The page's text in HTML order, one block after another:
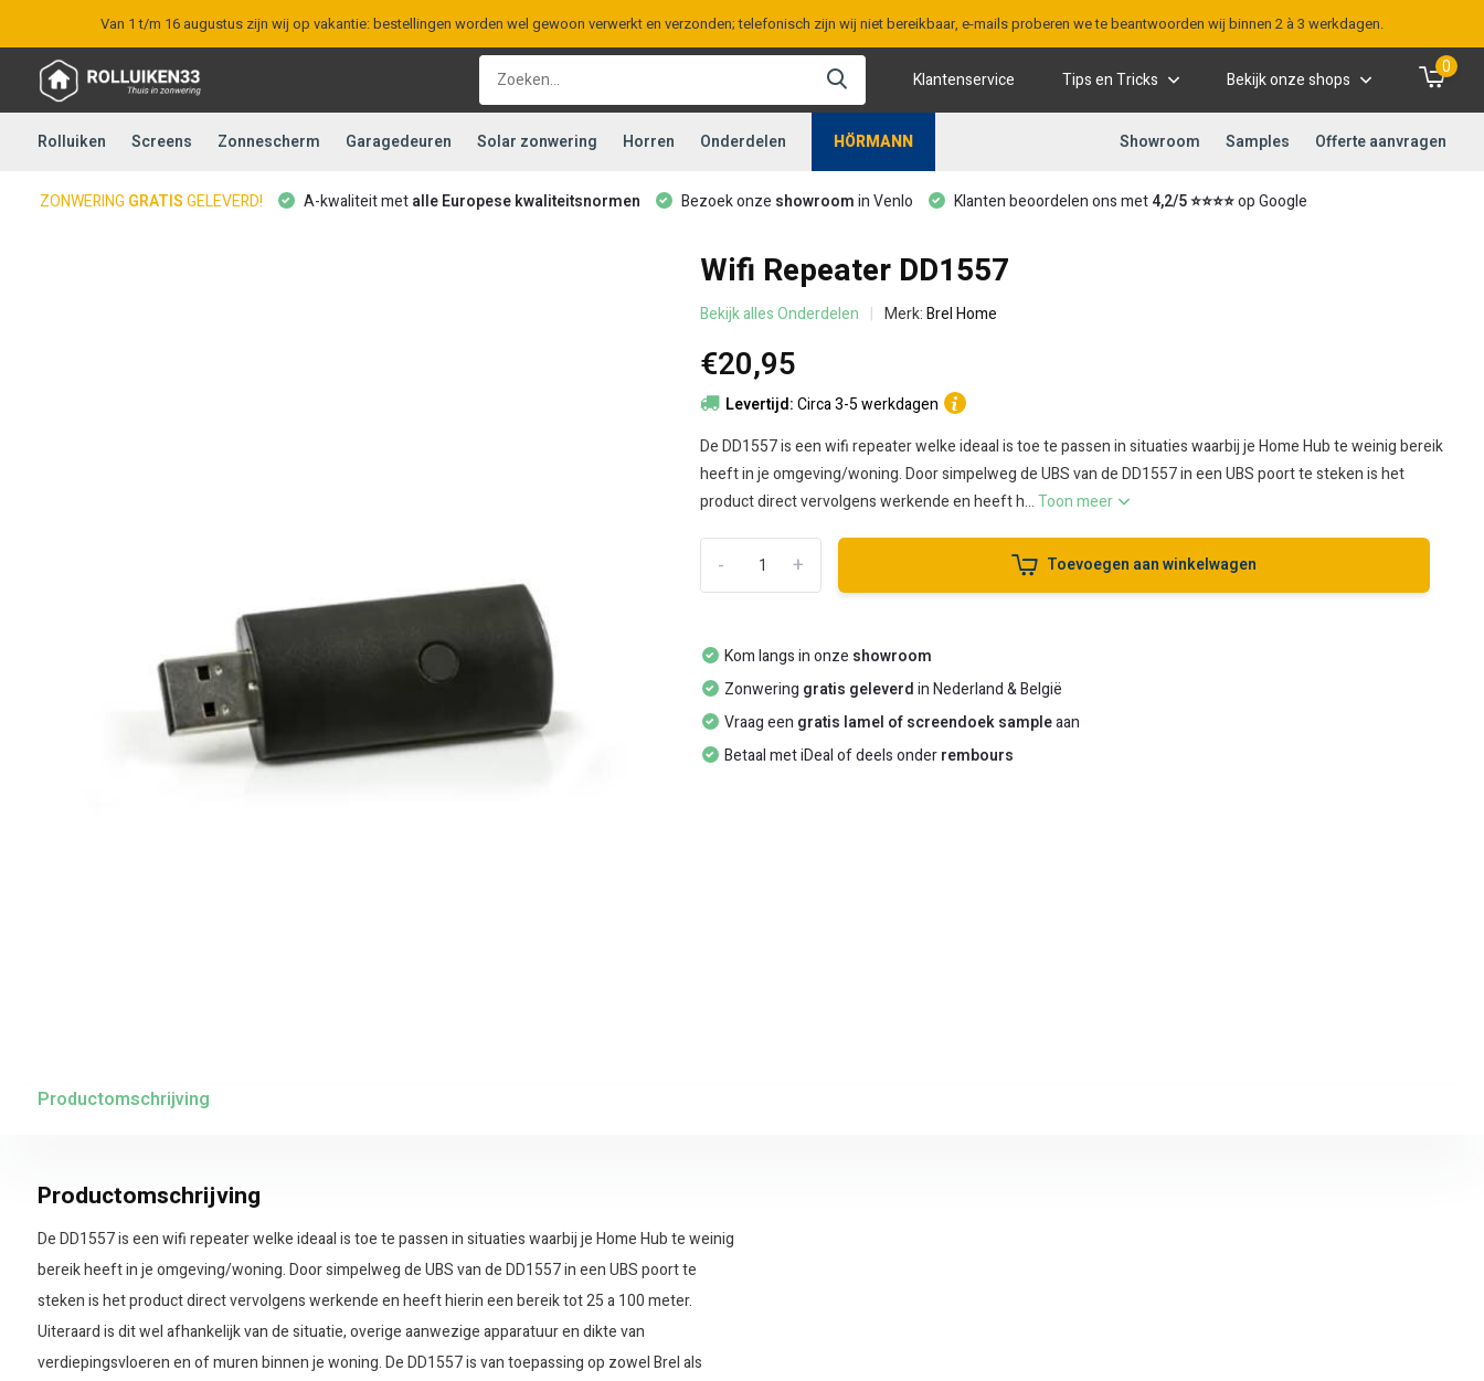
Van 1 t/m 16 augustus zijn wij op vakantie: bestellingen worden wel gewoon verwerkt en verzonden; telefonisch zijn wij niet bereikbaar, e-mails proberen we te beantwoorden wij binnen 2 à 3 werkdagen.
Klantenservice Tips en Tricks Bekijk onze shops
0
Rolluiken Screens Zonnescherm Garagedeuren Solar zonwering Horren Onderdelen HÖRMANN Showroom Samples Offerte aanvragen
ZONWERING GRATISGELEVERD! A-kwaliteit metalle Europese kwaliteitsnormen Bezoek onze showroomin Venlo Klanten beoordelen ons met4,2/5 ⭐⭐⭐⭐op Google
Wifi Repeater DD1557
Bekijk alles Onderdelen Merk:Brel Home
€20,95
Levertijd:Circa 3-5 werkdagen
De DD1557 is een wifi repeater welke ideaal is toe te passen in situaties waarbij je Home Hub te weinig bereik
heeft in je omgeving/woning. Door simpelweg de UBS van de DD1557 in een UBS poort te steken is het
product direct vervolgens werkende en heeft h...Toon meer
+
- Toevoegen aan winkelwagen
Kom langs in onze showroom
Zonwering gratis geleverdin Nederland & België
Vraag een gratis lamel of screendoek sampleaan
Betaal met iDeal of deels onderrembours
Productomschrijving
Productomschrijving
De DD1557 is een wifi repeater welke ideaal is toe te passen in situaties waarbij je Home Hub te weinig
bereik heeft in je omgeving/woning. Door simpelweg de UBS van de DD1557 in een UBS poort te
steken is het product direct vervolgens werkende en heeft hierin een bereik tot 25 a 100 meter.
Uiteraard is dit wel afhankelijk van de situatie, overige aanwezige apparatuur en dikte van
verdiepingsvloeren en of muren binnen je woning. De DD1557 is van toepassing op zowel Brel als